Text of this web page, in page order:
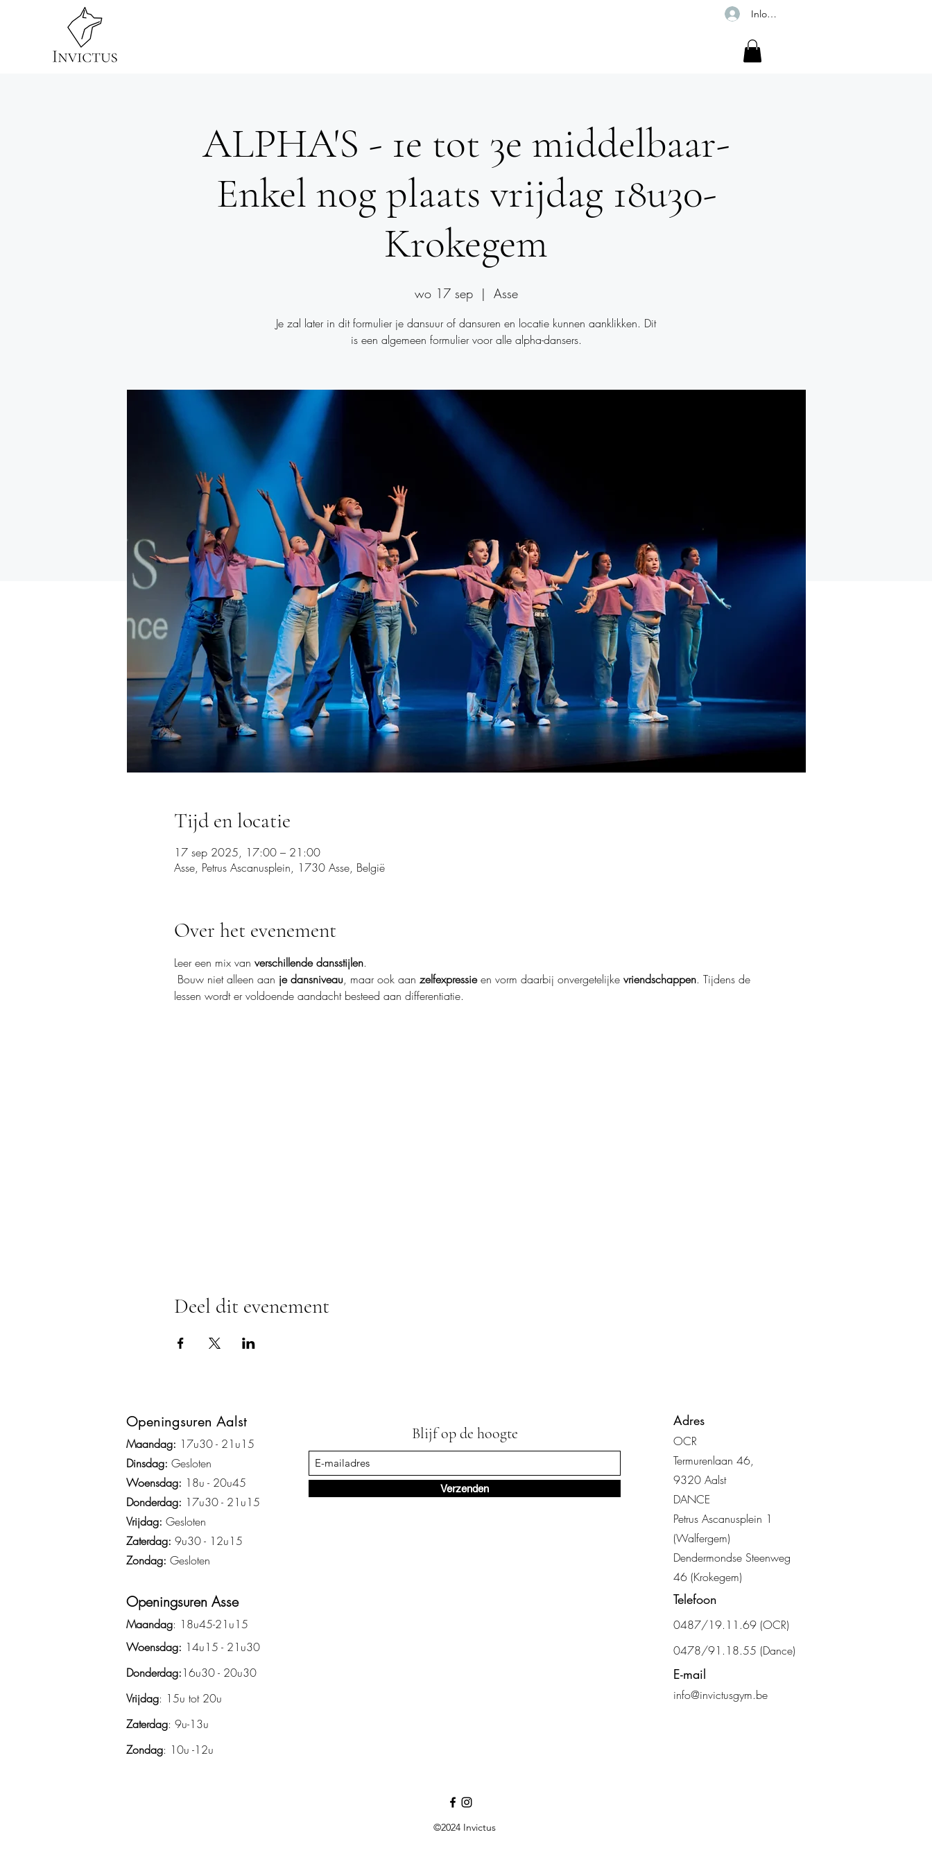
Inloggen
ALPHA'S - 1e tot 3e middelbaar-
Enkel nog plaats vrijdag 18u30-
Krokegem
wo 17 sep
  |
Asse
Je zal later in dit formulier je dansuur of dansuren en locatie kunnen aanklikken. Dit
is een algemeen formulier voor alle alpha-dansers.
Tijd en locatie
17 sep 2025, 17:00 – 21:00
Asse, Petrus Ascanusplein, 1730 Asse, België
Over het evenement
Leer een mix van verschillende dansstijlen.
Bouw niet alleen aan je dansniveau, maar ook aan zelfexpressie en vorm daarbij onvergetelijke vriendschappen. Tijdens de
lessen wordt er voldoende aandacht besteed aan differentiatie.
Deel dit evenement
Openingsuren Aalst
Maandag: 17u30 - 21 u15
Dinsdag: Gesloten
Woensdag: 18u - 20u45
Donderdag: 17u30 - 21u15
Vrijdag: Gesloten
Zaterdag: 9u30 - 12u15
Zondag: Gesloten
Openingsuren Asse
Maandag: 18u45-21u15
Woensdag: 14u15 - 21u30
Donderdag:16u30 - 20u30
Vrijdag: 15u tot 20u
Zaterdag: 9u-13u
Zondag: 10u -12u
Blijf op de hoogte
Verzenden
Adres
OCR
Termurenlaan 46,
9320 Aalst
DANCE
Petrus Ascanusplein 1
(Walfergem)
Dendermondse Steenweg
46 (Krokegem)
Telefoon
0487/19.11.69 (OCR)
0478/91.18.55 (Dance)
E-mail
info@invictusgym.be
©2024 Invictus